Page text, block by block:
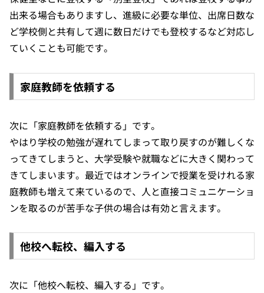
出来る場合もありますし、進級に必要な単位、出席日数な
ど学校側と共有して週に数日だけでも登校するなど対応し
ていくことも可能です。
家庭教師を依頼する
次に「家庭教師を依頼する」です。
やはり学校の勉強が遅れてしまって取り戻すのが難しくな
ってきてしまうと、大学受験や就職などに大きく関わって
きてしまいます。最近ではオンラインで授業を受けれる家
庭教師も増えて来ているので、人と直接コミュニケーショ
ンを取るのが苦手な子供の場合は有効と言えます。
他校へ転校、編入する
次に「他校へ転校、編入する」です。